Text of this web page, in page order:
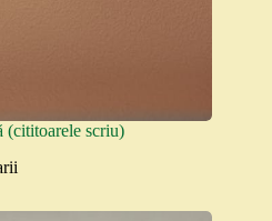
(cititoarele scriu)